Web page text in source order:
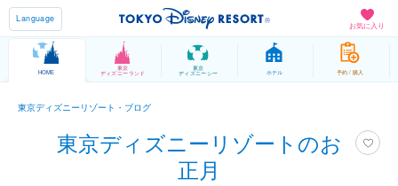
お気に入り
Language
HOME
東京
ディズニーランド
東京
ディズニーシー ホテル 予約 / 購入
東京ディズニーリゾート・ブログ
東京ディズニーリゾートのお
正月